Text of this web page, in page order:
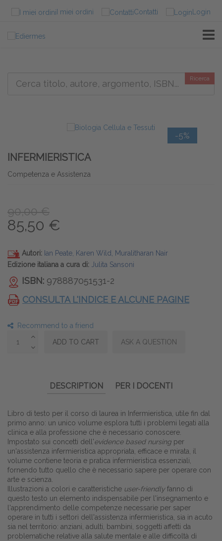
I miei ordini Contatti Login
Ricerca
-5%
INFERMIERISTICA
Competenza e Assistenza
90,00 €
85,50 €
Autori: Ian Peate, Karen Wild, Muralitharan Nair
Edizione italiana a cura di: Julita Sansoni
ISBN: 978887051531-2
CONSULTA L'INDICE E ALCUNE PAGINE
Recommend to a friend
DESCRIPTION PER I DOCENTI
Libro di testo per il corso di laurea in Infermieristica, utile fin dal
primo anno: un unico volume esplora tutti i problemi legati alla
clinica e alla professione che è necessario conoscere.
Impostato sui concetti dell'evidence based nursing per
un'assistenza infermieristica appropriata, efficace e mirata, il
volume contiene teoria e pratica infermieristica essenziali,
fornendo tutto quello che è necessario sapere per operare con
arte e scienza.
Illustrazioni a colori e caratteristiche user-friendlyfanno di
questo testo un elemento indispensabile per l'insegnamento e
l'apprendimento delle competenze necessarie per saper
operare in tutti i settori dell'assistenza infermieristica, sia in acuto
sia nel territorio: anziani, adulti, bambini, soggetti affetti da
problematiche relative alla salute mentale e alle difficoltà di